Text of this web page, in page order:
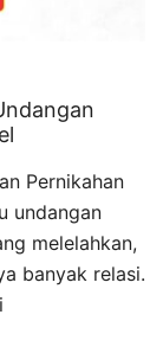
Pernikahan
undangan
melelahkan,
banyak relasi.